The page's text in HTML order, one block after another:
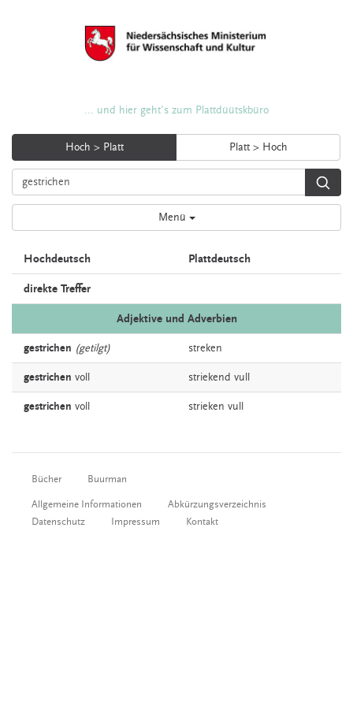
... und hier geht's zum Plattdüütskbüro
Hoch > Platt Platt > Hoch
Menü
Hochdeutsch Plattdeutsch
direkte Treffer
Adjektive und Adverbien
gestrichen (getilgt) streken
gestrichen voll striekend vull
gestrichen voll strieken vull
Bücher Buurman
Allgemeine Informationen
Abkürzungsverzeichnis
Datenschutz
Impressum Kontakt